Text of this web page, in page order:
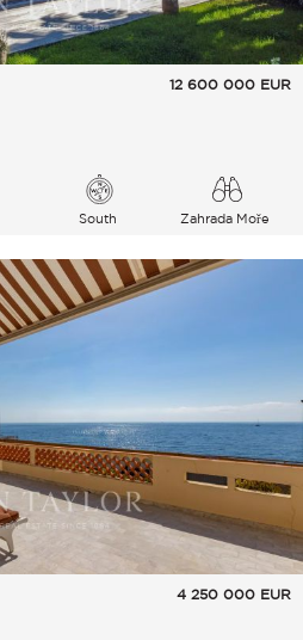
12 600 000 EUR
South Zahrada Moře
4 250 000 EUR